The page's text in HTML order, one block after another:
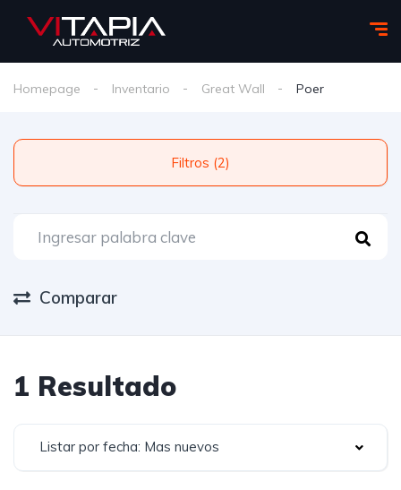
Homepage Inventario Great Wall Poer
Filtros (2)
Comparar
1 Resultado
Listar por fecha: Mas nuevos